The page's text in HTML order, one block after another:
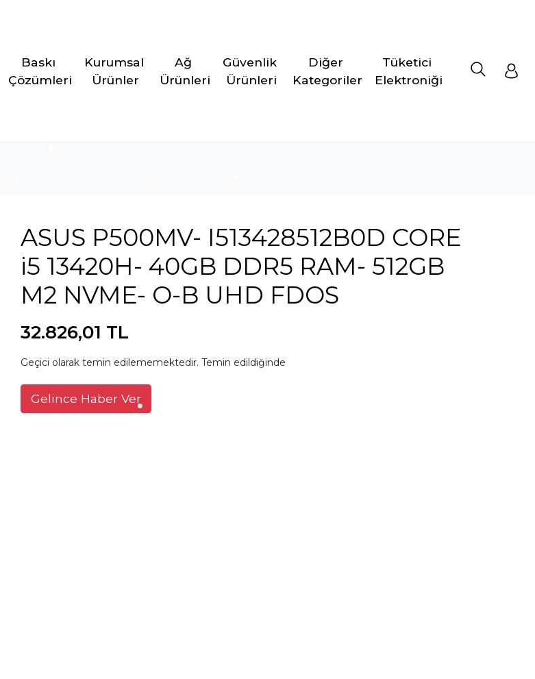
Baskı
Çözümleri
Kurumsal
Ürünler
Ağ
Ürünleri
Güvenlik
Ürünleri
Diğer
Kategoriler
Tüketici
Elektroniği
ASUS P500MV- I513428512B0D CORE
i5 13420H- 40GB DDR5 RAM- 512GB
M2 NVME- O-B UHD FDOS
32.826,01 TL
Geçici olarak temin edilememektedir. Temin edildiğinde
Gelince Haber Ver